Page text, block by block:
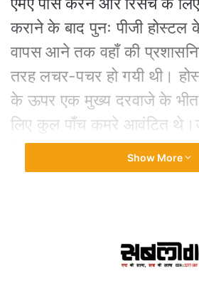
कराने के बाद पुनः पीजी होस्टल
वापस आने तक वहाँ की
तरह लचर-पचर हो गयी थी।
के ऊपर एक मुख्य दरवाजे के
लिए कुल पाँच कमरे आवंटित
विंग कहते थे। पूर्व से दो
दिग्विजय सिंह उर्फ मुन्ना भाई
अनुमति लेकर तीन खाली कमरों में
(संस्कृत, सम्प्रति प्रोफेसर,
Show More